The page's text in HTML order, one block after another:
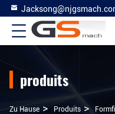
produits
Zu Hause > Produits >